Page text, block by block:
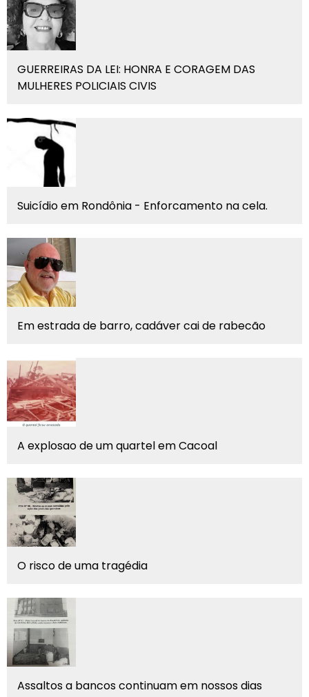
GUERREIRAS DA LEI: HONRA E CORAGEM DAS
MULHERES POLICIAIS CIVIS
Suicídio em Rondônia - Enforcamento na cela.
Em estrada de barro, cadáver cai de rabecão
A explosao de um quartel em Cacoal
O risco de uma tragédia
Assaltos a bancos continuam em nossos dias